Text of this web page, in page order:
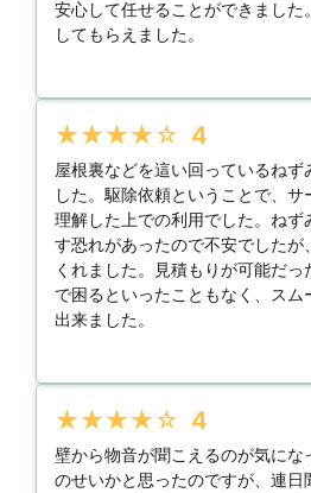
安心して任せることができました
してもらえました。
★★★★★ 4
屋根裏などを這い回っているねず
した。駆除依頼ということで、
理解した上での利用でした。ねず
す恐れがあったので不安でしたが
くれました。見積もりが可能だ
で困るといったこともなく、ス
出来ました。
★★★★★ 4
壁から物音が聞こえるのが気にな
のせいかと思ったのですが、連日